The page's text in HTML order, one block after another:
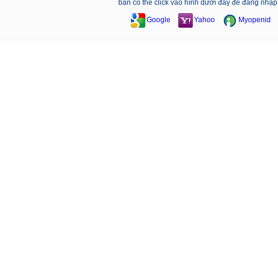
bạn có thể click vào hình dưới đây để đăng nhập
Google Yahoo Myopenid